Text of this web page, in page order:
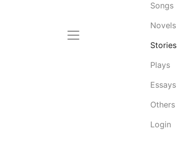
Songs
Novels
Stories
Plays
Essays
Others
Login